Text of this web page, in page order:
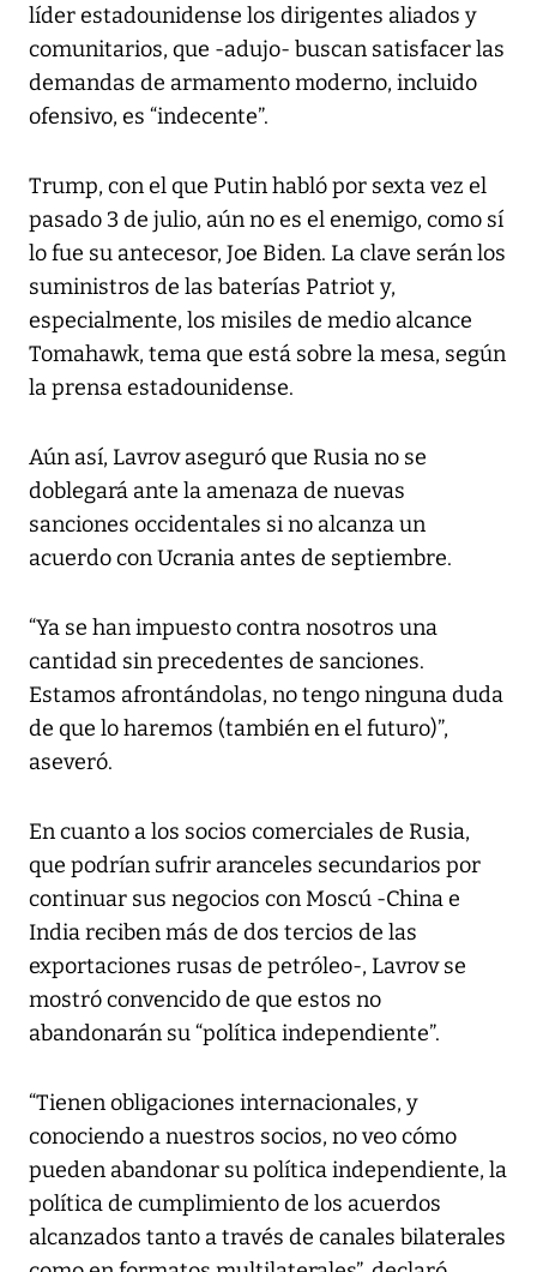
líder estadounidense los dirigentes aliados y
comunitarios, que -adujo- buscan satisfacer las
demandas de armamento moderno, incluido
ofensivo, es “indecente”.
Trump, con el que Putin habló por sexta vez el
pasado 3 de julio, aún no es el enemigo, como sí
lo fue su antecesor, Joe Biden. La clave serán los
suministros de las baterías Patriot y,
especialmente, los misiles de medio alcance
Tomahawk, tema que está sobre la mesa, según
la prensa estadounidense.
Aún así, Lavrov aseguró que Rusia no se
doblegará ante la amenaza de nuevas
sanciones occidentales si no alcanza un
acuerdo con Ucrania antes de septiembre.
“Ya se han impuesto contra nosotros una
cantidad sin precedentes de sanciones.
Estamos afrontándolas, no tengo ninguna duda
de que lo haremos (también en el futuro)”,
aseveró.
En cuanto a los socios comerciales de Rusia,
que podrían sufrir aranceles secundarios por
continuar sus negocios con Moscú -China e
India reciben más de dos tercios de las
exportaciones rusas de petróleo-, Lavrov se
mostró convencido de que estos no
abandonarán su “política independiente”.
“Tienen obligaciones internacionales, y
conociendo a nuestros socios, no veo cómo
pueden abandonar su política independiente, la
política de cumplimiento de los acuerdos
alcanzados tanto a través de canales bilaterales